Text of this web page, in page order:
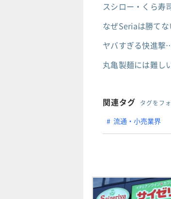
スシロー・くら寿
なぜSeriaは勝て
ヤバすぎる快進撃
丸亀製麺には難し
関連タグ タグをフ
流通・小売業界